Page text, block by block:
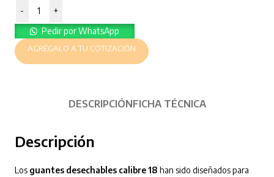
-
+
Pedir por WhatsApp
AGRÉGALO A TU COTIZACIÓN
DESCRIPCIÓNFICHA TÉCNICA
Descripción
Los guantes desechables calibre 18 han sido diseñados para